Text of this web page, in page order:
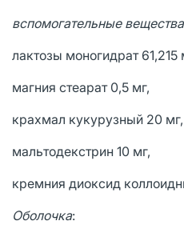
вспомогательные
лактозы моногидрат 61,215
магния стеарат 0,5 мг,
крахмал кукурузный 20 мг,
мальтодекстрин 10 мг,
кремния диоксид
Оболочка: